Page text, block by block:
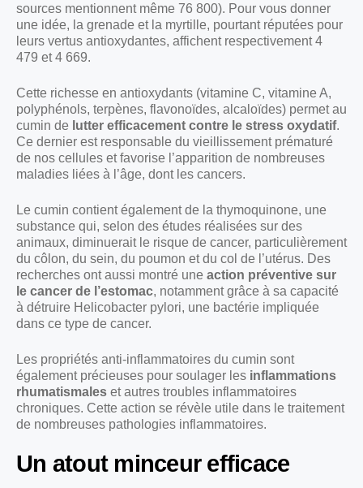
sources mentionnent même 76 800). Pour vous donner
une idée, la grenade et la myrtille, pourtant réputées pour
leurs vertus antioxydantes, affichent respectivement 4
479 et 4 669.
Cette richesse en antioxydants (vitamine C, vitamine A,
polyphénols, terpènes, flavonoïdes, alcaloïdes) permet au
cumin de lutter efficacement contre le stress oxydatif.
Ce dernier est responsable du vieillissement prématuré
de nos cellules et favorise l’apparition de nombreuses
maladies liées à l’âge, dont les cancers.
Le cumin contient également de la thymoquinone, une
substance qui, selon des études réalisées sur des
animaux, diminuerait le risque de cancer, particulièrement
du côlon, du sein, du poumon et du col de l’utérus. Des
recherches ont aussi montré une action préventive sur
le cancer de l’estomac, notamment grâce à sa capacité
à détruire Helicobacter pylori, une bactérie impliquée
dans ce type de cancer.
Les propriétés anti-inflammatoires du cumin sont
également précieuses pour soulager les inflammations
rhumatismales et autres troubles inflammatoires
chroniques. Cette action se révèle utile dans le traitement
de nombreuses pathologies inflammatoires.
Un atout minceur efficace